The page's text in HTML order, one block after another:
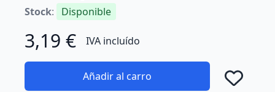
Stock: Disponible
3,19 € IVA incluído
Añadir al carro